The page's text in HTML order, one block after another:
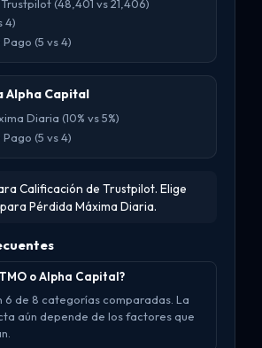
(48,401 vs 21,406)
4)
(5 vs 4)
Alpha Capital
Diaria (10% vs 5%)
(5 vs 4)
Calificación de Trustpilot. Elige
Pérdida Máxima Diaria.
o Alpha Capital?
6 de 8 categorías comparadas. La
aún depende de los factores que